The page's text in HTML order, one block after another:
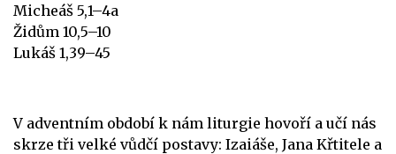
Micheáš 5,1–4a
Židům 10,5–10
Lukáš 1,39–45
V adventním období k nám liturgie hovoří a učí nás
skrze tři velké vůdčí postavy: Izaiáše, Jana Křtitele a